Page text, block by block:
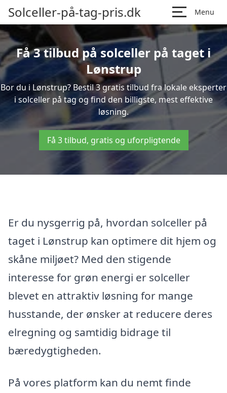
Solceller-på-tag-pris.dk Menu
Få 3 tilbud på solceller på taget i
Lønstrup
Bor du i Lønstrup? Bestil 3 gratis tilbud fra lokale eksperter
i solceller på tag og find den billigste, mest effektive
løsning.
Få 3 tilbud, gratis og uforpligtende
Er du nysgerrig på, hvordan solceller på
taget i Lønstrup kan optimere dit hjem og
skåne miljøet? Med den stigende
interesse for grøn energi er solceller
blevet en attraktiv løsning for mange
husstande, der ønsker at reducere deres
elregning og samtidig bidrage til
bæredygtigheden.
På vores platform kan du nemt finde